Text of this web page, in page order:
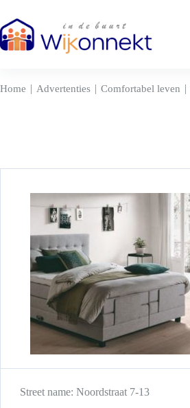
naar
de
inhoud
Home | Advertenties | Comfortabel leven |
Street name: Noordstraat 7-13